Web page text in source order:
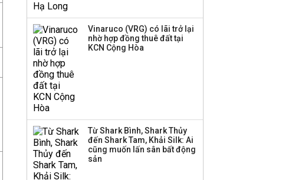
hàng
Dự án Sheraton Phú
Huấn Hoa Hồng bỗng
dưng ‘biến mất’, một
công ty khác đã giải thể
Vinaruco (VRG) có lãi trở lại
nhờ hợp đồng thuê đất tại
KCN Cộng Hòa
Từ Shark Bình, Shark Thủy
đến Shark Tam, Khải Silk: Ai
cũng muốn lấn sân bất động
sản